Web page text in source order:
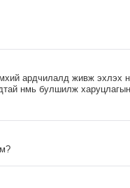
ардчилалд живж эхлэх
нмь булшилж харуцлагын